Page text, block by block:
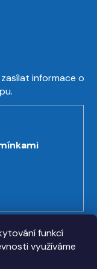
funkcí
využíváme
informace o